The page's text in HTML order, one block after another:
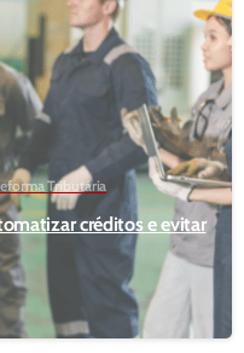
Tributária
créditos e evitar